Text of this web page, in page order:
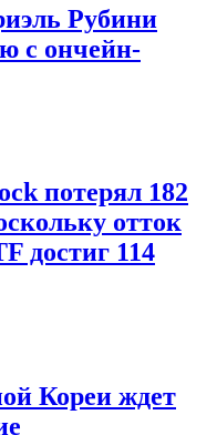
Рубини
с ончейн-
потерял 182
отток
достиг 114
Кореи ждет